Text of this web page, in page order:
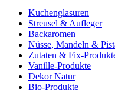
Kuchenglasuren
Streusel & Aufleger
Backaromen
Nüsse, Mandeln &
Zutaten & Fix-
Vanille-Produkte
Dekor Natur
Bio-Produkte